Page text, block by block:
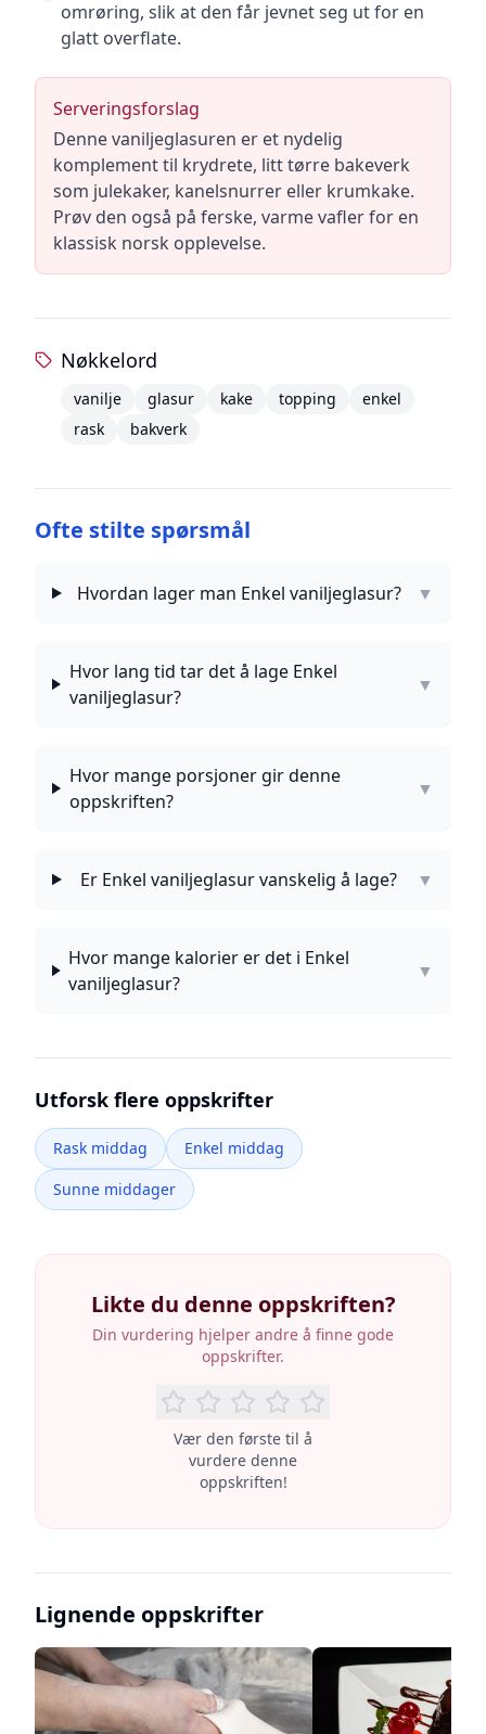
omrøring, slik at den får jevnet seg ut for en
glatt overflate.
Serveringsforslag
Denne vaniljeglasuren er et nydelig
komplement til krydrete, litt tørre bakeverk
som julekaker, kanelsnurrer eller krumkake.
Prøv den også på ferske, varme vafler for en
klassisk norsk opplevelse.
Nøkkelord
vanilje glasur kake topping
enkel
rask
bakverk
Ofte stilte spørsmål
Hvordan lager man Enkel vaniljeglasur? ▼
Hvor lang tid tar det å lage Enkel
vaniljeglasur?
▼
Hvor mange porsjoner gir denne
oppskriften?
▼
Er Enkel vaniljeglasur vanskelig å lage? ▼
Hvor mange kalorier er det i Enkel
vaniljeglasur?
▼
Utforsk flere oppskrifter
Rask middag
Enkel middag
Sunne middager
Likte du denne oppskriften?
Din vurdering hjelper andre å finne gode
oppskrifter.
Vær den første til å
vurdere denne
oppskriften!
Lignende oppskrifter